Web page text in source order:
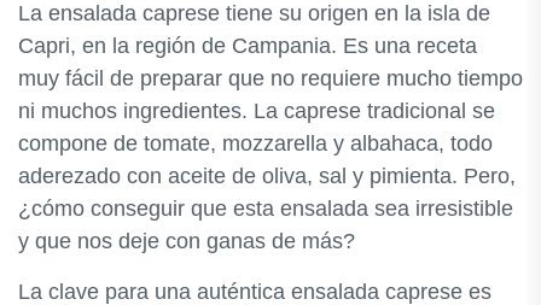
La ensalada caprese tiene su origen en la isla de
Capri, en la región de Campania. Es una receta
muy fácil de preparar que no requiere mucho tiempo
ni muchos ingredientes. La caprese tradicional se
compone de tomate, mozzarella y albahaca, todo
aderezado con aceite de oliva, sal y pimienta. Pero,
¿cómo conseguir que esta ensalada sea irresistible
y que nos deje con ganas de más?
La clave para una auténtica ensalada caprese es